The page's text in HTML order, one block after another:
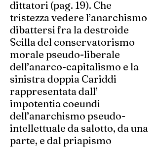
dittatori (pag. 19). Che
tristezza vedere l’anarchismo
dibattersi fra la destroide
Scilla del conservatorismo
morale pseudo-liberale
dell’anarco-capitalismo e la
sinistra doppia Cariddi
rappresentata dall’
impotentia coeundi
dell’anarchismo pseudo-
intellettuale da salotto, da una
parte, e dal priapismo